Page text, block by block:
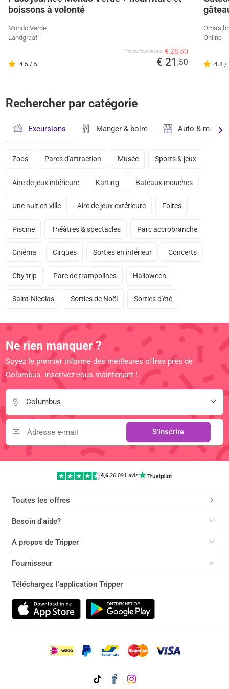
boissons à volonté
Mondo Verde
Landgraaf
4.5 / 5
Prix ​​du fournisseur € 28,50
€ 21 ,50
Oma's
Online
4.8 /
Rechercher par catégorie
Excursions Manger & boire Auto &
Zoos Parcs d'attraction Musée Sports & jeux
Aire de jeux intérieure Karting Bateaux mouches
Une nuit en ville Aire de jeux extérieure Foires
Piscine Théâtres & spectacles Parc accrobranche
Cinéma Cirques Sorties en intérieur Concerts
City trip Parc de trampolines Halloween
Saint-Nicolas Sorties de Noël Sorties d'été
Ne rien manquer ?
Soyez le premier informé des meilleures offres près de
Columbus. Inscrivez-vous maintenant !
Columbus
S'inscrire
4,6 |26 091 avis
Toutes les offres
Besoin d'aide?
A propos de Tripper
Fournisseur
Téléchargez l'application Tripper